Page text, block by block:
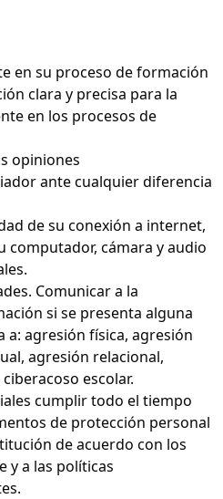
en su proceso de formación
clara y precisa para la
en los procesos de
opiniones
ante cualquier diferencia
de su conexión a internet,
computador, cámara y audio
Comunicar a la
si se presenta alguna
agresión física, agresión
agresión relacional,
escolar.
cumplir todo el tiempo
de protección personal
de acuerdo con los
y a las políticas